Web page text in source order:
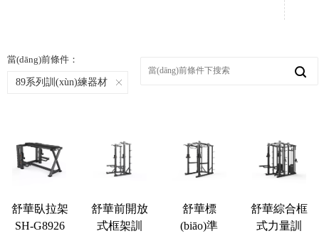
當(dāng)前條件：
89系列訓(xùn)練器材
舒華臥拉架
SH-G8926
舒華前開放
式框架訓
舒華標
(biāo)準
舒華綜合框
式力量訓